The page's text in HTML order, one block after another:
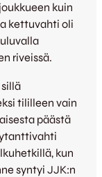
kuin
kettuvahti oli
riveissä.
tililleen vain
päästä
kun
syntyi JJK:n